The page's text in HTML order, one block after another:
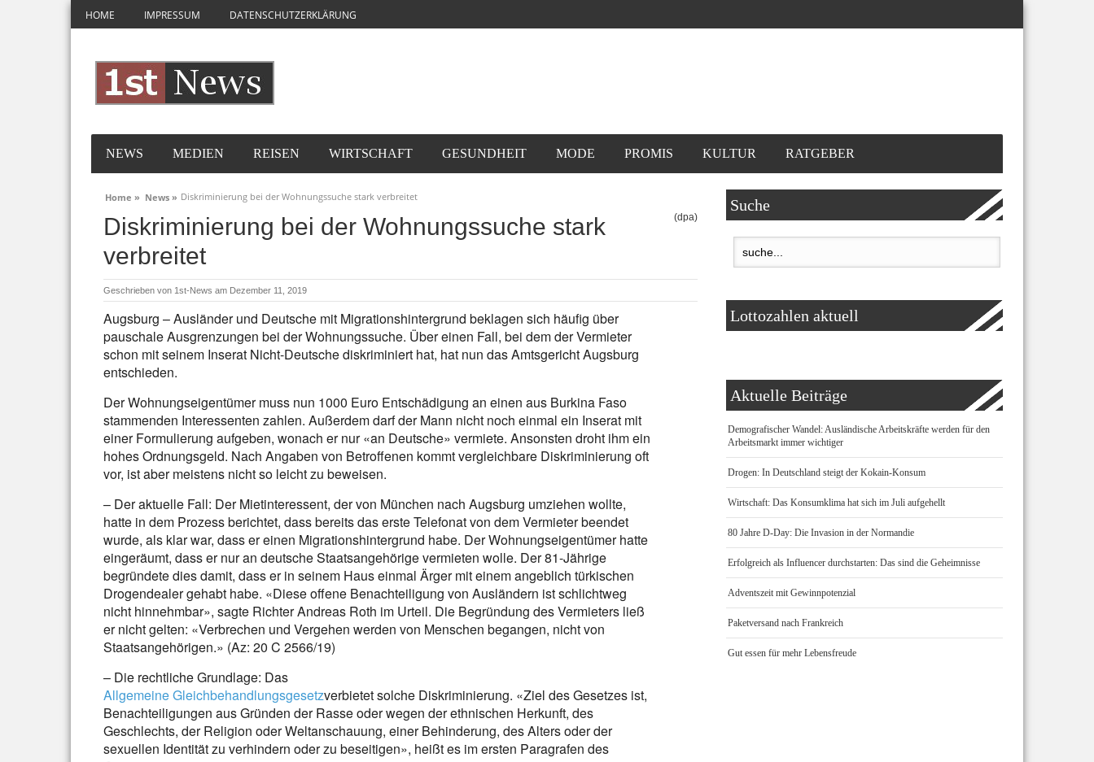
HOME IMPRESSUM DATENSCHUTZERKLÄRUNG
NEWS MEDIEN REISEN WIRTSCHAFT GESUNDHEIT MODE PROMIS KULTUR RATGEBER
Home » News » Diskriminierung bei der Wohnungssuche stark verbreitet
Diskriminierung bei der Wohnungssuche stark
verbreitet
(dpa)
Geschrieben von 1st-News am Dezember 11, 2019
Augsburg – Ausländer und Deutsche mit Migrationshintergrund beklagen sich häufig über
pauschale Ausgrenzungen bei der Wohnungssuche. Über einen Fall, bei dem der Vermieter
schon mit seinem Inserat Nicht-Deutsche diskriminiert hat, hat nun das Amtsgericht Augsburg
entschieden.
Der Wohnungseigentümer muss nun 1000 Euro Entschädigung an einen aus Burkina Faso
stammenden Interessenten zahlen. Außerdem darf der Mann nicht noch einmal ein Inserat mit
einer Formulierung aufgeben, wonach er nur «an Deutsche» vermiete. Ansonsten droht ihm ein
hohes Ordnungsgeld. Nach Angaben von Betroffenen kommt vergleichbare Diskriminierung oft
vor, ist aber meistens nicht so leicht zu beweisen.
– Der aktuelle Fall: Der Mietinteressent, der von München nach Augsburg umziehen wollte,
hatte in dem Prozess berichtet, dass bereits das erste Telefonat von dem Vermieter beendet
wurde, als klar war, dass er einen Migrationshintergrund habe. Der Wohnungseigentümer hatte
eingeräumt, dass er nur an deutsche Staatsangehörige vermieten wolle. Der 81-Jährige
begründete dies damit, dass er in seinem Haus einmal Ärger mit einem angeblich türkischen
Drogendealer gehabt habe. «Diese offene Benachteiligung von Ausländern ist schlichtweg
nicht hinnehmbar», sagte Richter Andreas Roth im Urteil. Die Begründung des Vermieters ließ
er nicht gelten: «Verbrechen und Vergehen werden von Menschen begangen, nicht von
Staatsangehörigen.» (Az: 20 C 2566/19)
– Die rechtliche Grundlage: Das
Allgemeine Gleichbehandlungsgesetzverbietet solche Diskriminierung. «Ziel des Gesetzes ist,
Benachteiligungen aus Gründen der Rasse oder wegen der ethnischen Herkunft, des
Geschlechts, der Religion oder Weltanschauung, einer Behinderung, des Alters oder der
sexuellen Identität zu verhindern oder zu beseitigen», heißt es im ersten Paragrafen des
Suche
Lottozahlen aktuell
Aktuelle Beiträge
Demografischer Wandel: Ausländische Arbeitskräfte werden für den
Arbeitsmarkt immer wichtiger
Drogen: In Deutschland steigt der Kokain-Konsum
Wirtschaft: Das Konsumklima hat sich im Juli aufgehellt
80 Jahre D-Day: Die Invasion in der Normandie
Erfolgreich als Influencer durchstarten: Das sind die Geheimnisse
Adventszeit mit Gewinnpotenzial
Paketversand nach Frankreich
Gut essen für mehr Lebensfreude